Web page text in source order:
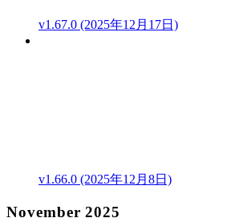
v1.67.0 (2025年12月17日)
v1.66.0 (2025年12月8日)
November 2025